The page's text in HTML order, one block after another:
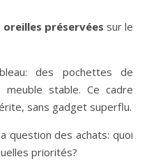
oreilles préservées sur le
des pochettes de
stable. Ce cadre
sans gadget superflu.
question des achats: quoi
priorités?